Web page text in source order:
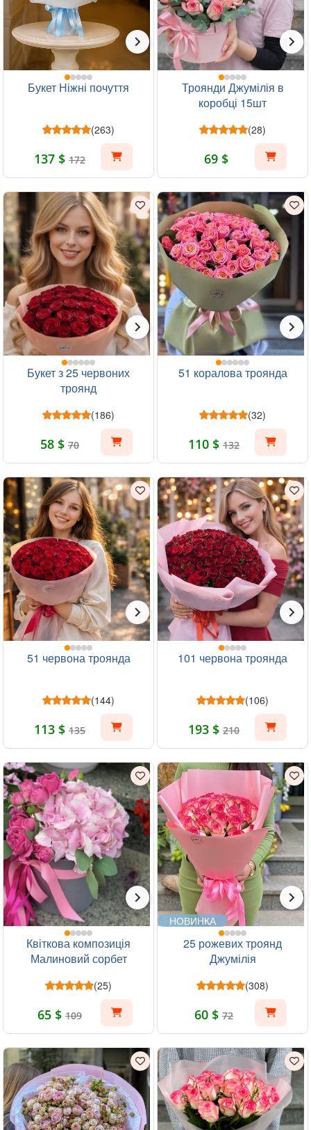
Букет Ніжні почуття
(263)
137 $ 172
Троянди Джумілія в
коробці 15шт
(28)
69 $
Букет з 25 червоних
троянд
(186)
58 $ 70
51 коралова троянда
(32)
110 $ 132
51 червона троянда
(144)
113 $ 135
101 червона троянда
(106)
193 $ 210
Квіткова композиція
Малиновий сорбет
(25)
65 $ 109
НОВИНКА
25 рожевих троянд
Джумілія
(308)
60 $ 72